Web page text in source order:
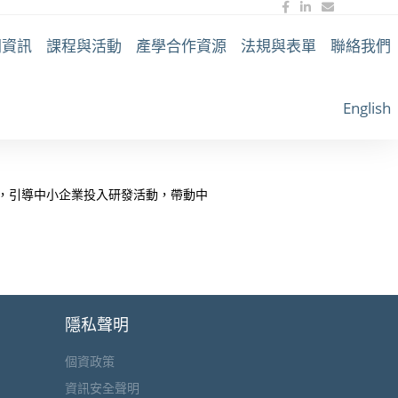
訊 課程與活動 產學合作資源 法規與表單 聯絡我們
English
引導中小企業投入研發活動，帶動中
隱私聲明
個資政策
資訊安全聲明